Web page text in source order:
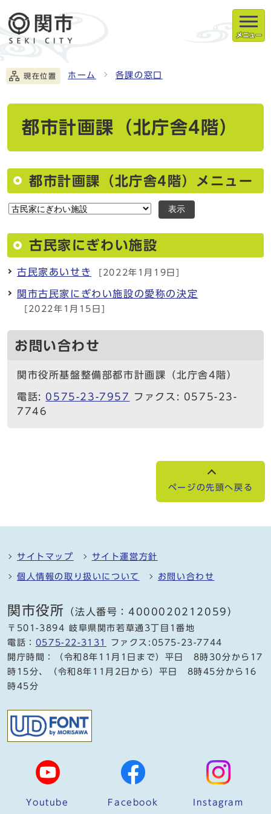
メニュー
現在位置 ホーム 各課の窓口
都市計画課（北庁舎4階）
都市計画課（北庁舎4階）メニュー
表示
古民家にぎわい施設
古民家あいせき [2022年1月19日]
関市古民家にぎわい施設の愛称の決定
[2022年1月15日]
お問い合わせ
関市役所基盤整備部都市計画課（北庁舎4階）
電話: 0575-23-7957
ファクス: 0575-23-
7746
ページの先頭へ戻る
サイトマップ サイト運営方針
個人情報の取り扱いについて お問い合わせ
関市役所 （法人番号：4000020212059）
〒501-3894 岐阜県関市若草通3丁目1番地
電話： 0575-22-3131
ファクス:0575-23-7744
開庁時間：（令和8年11月1日まで）平日 8時30分から17
時15分、（令和8年11月2日から）平日 8時45分から16
時45分
Youtube Facebook Instagram